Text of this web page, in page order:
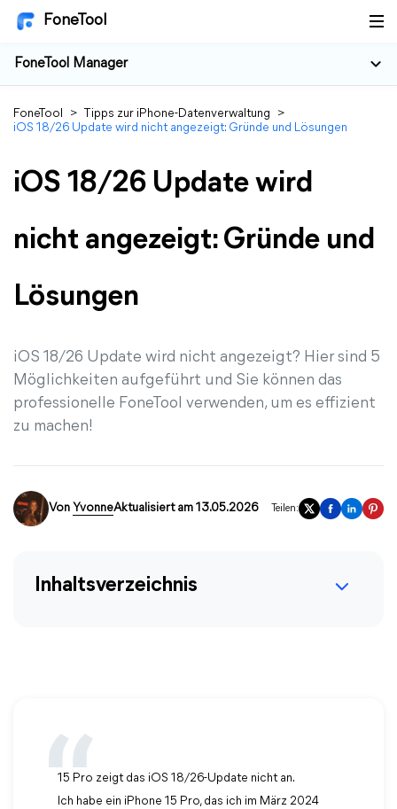
FoneTool
FoneTool Manager
FoneTool > Tipps zur iPhone-Datenverwaltung
>
iOS 18/26 Update wird nicht angezeigt: Gründe und Lösungen
iOS 18/26 Update wird
nicht angezeigt: Gründe und
Lösungen
iOS 18/26 Update wird nicht angezeigt? Hier sind 5
Möglichkeiten aufgeführt und Sie können das
professionelle FoneTool verwenden, um es effizient
zu machen!
Von YvonneAktualisiert am 13.05.2026 Teilen:
Inhaltsverzeichnis
15 Pro zeigt das iOS 18/26-Update nicht an.
Ich habe ein iPhone 15 Pro, das ich im März 2024